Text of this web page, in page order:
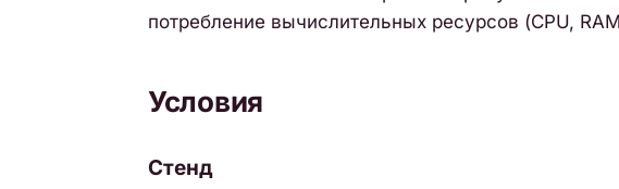
потребление вычислительных ресурсов (CPU,
Условия
Стенд